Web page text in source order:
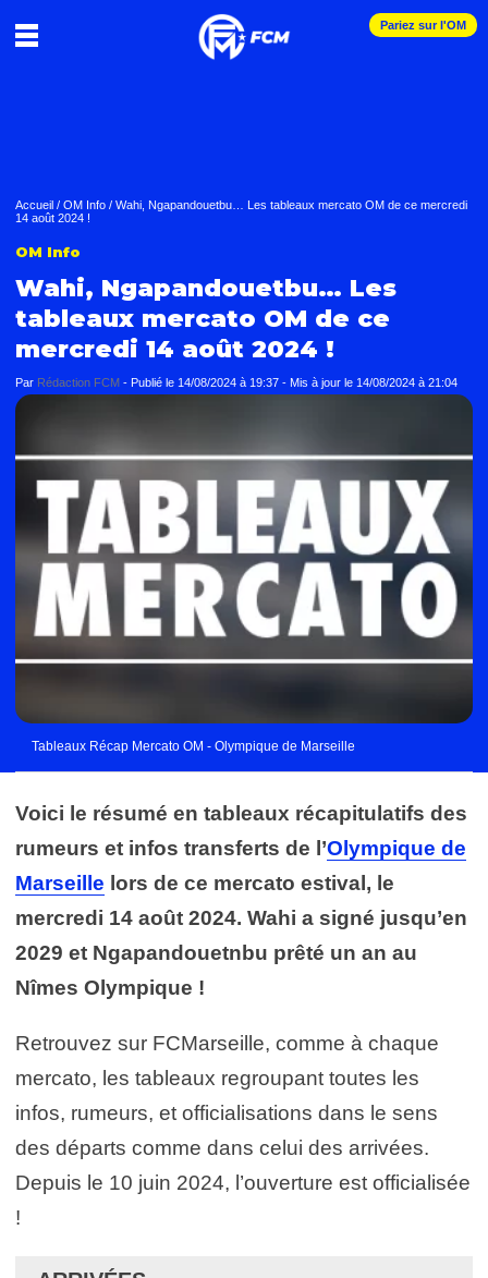
Pariez sur l'OM
Accueil / OM Info / Wahi, Ngapandouetbu… Les tableaux mercato OM de ce mercredi
14 août 2024 !
OM Info
Wahi, Ngapandouetbu… Les
tableaux mercato OM de ce
mercredi 14 août 2024 !
Par Rédaction FCM - Publié le 14/08/2024 à 19:37 - Mis à jour le 14/08/2024 à 21:04
Tableaux Récap Mercato OM - Olympique de Marseille
Voici le résumé en tableaux récapitulatifs des
rumeurs et infos transferts de l’Olympique de
Marseille lors de ce mercato estival, le
mercredi 14 août 2024. Wahi a signé jusqu’en
2029 et Ngapandouetnbu prêté un an au
Nîmes Olympique !
Retrouvez sur FCMarseille, comme à chaque
mercato, les tableaux regroupant toutes les
infos, rumeurs, et officialisations dans le sens
des départs comme dans celui des arrivées.
Depuis le 10 juin 2024, l’ouverture est officialisée
!